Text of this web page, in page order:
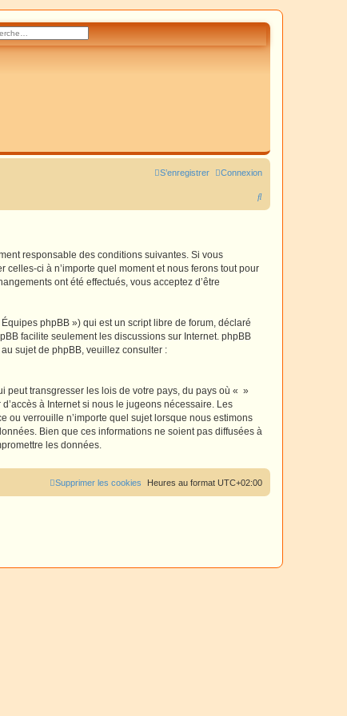
avancée
Connexion
S’enregistrer
R
responsable des conditions suivantes. Si vous
celles-ci à n’importe quel moment et nous ferons tout pour
ont été effectués, vous acceptez d’être
phpBB ») qui est un script libre de forum, déclaré
facilite seulement les discussions sur Internet. phpBB
sujet de phpBB, veuillez consulter :
peut transgresser les lois de votre pays, du pays où « »
à Internet si nous le jugeons nécessaire. Les
ou verrouille n’importe quel sujet lorsque nous estimons
Bien que ces informations ne soient pas diffusées à
les données.
Heures au format UTC+02:00
Supprimer les cookies